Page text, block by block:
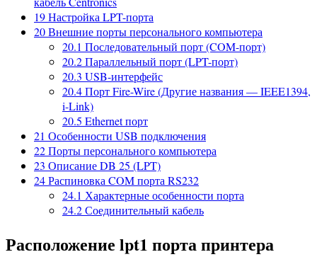
19Настройка LPT-порта
20Внешние порты персонального компьютера
20.1 Последовательный порт (COM-порт)
20.2Параллельный порт (LPT-порт)
20.3 USB-интерфейс
20.4Порт Fire-Wire (Другие названия — IEEE1394,
i-Link)
20.5 Ethernet порт
21 Особенности USB подключения
22Порты персонального компьютера
23 Описание DB 25 (LPT)
24Распиновка COM порта RS232
24.1 Характерные особенности порта
24.2Соединительный кабель
Расположение lpt1 порта принтера